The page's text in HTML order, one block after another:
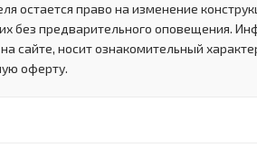
остается право на изменение
без предварительного оповещения.
сайте, носит ознакомительный
оферту.